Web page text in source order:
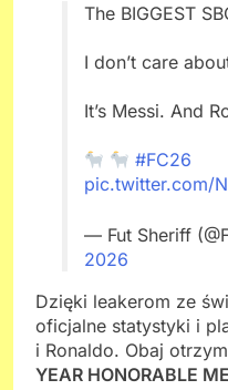
The BIGGEST
I don’t care
It’s Messi. And
#FC26
pic.twitter.com/
— Fut Sheriff
2026
Dzięki leakerom ze
oficjalne statystyki i
i Ronaldo. Obaj
YEAR HONORABLE